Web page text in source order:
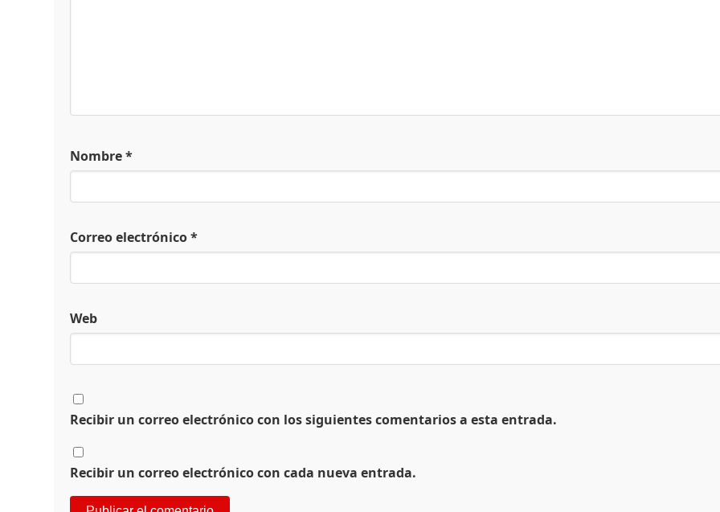
Nombre*
Correo electrónico*
Web
Recibir un correo electrónico con los siguientes comentarios a esta entrada.
Recibir un correo electrónico con cada nueva entrada.